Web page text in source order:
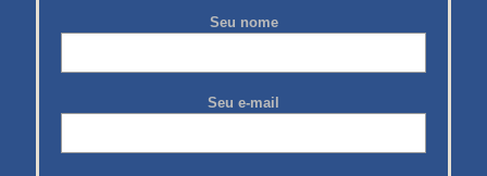
Seu nome
Seu e-mail